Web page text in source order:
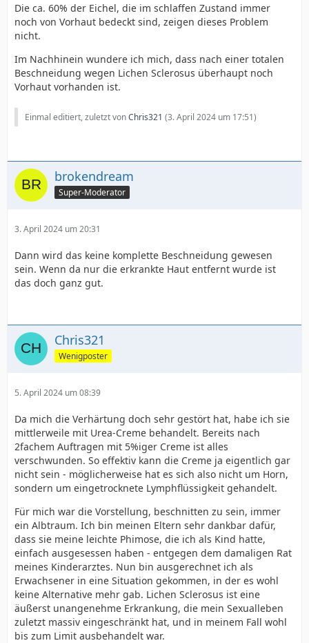
Die ca. 60% der Eichel, die im schlaffen Zustand immer
noch von Vorhaut bedeckt sind, zeigen dieses Problem
nicht.
Im Nachhinein wundere ich mich, dass nach einer totalen
Beschneidung wegen Lichen Sclerosus überhaupt noch
Vorhaut vorhanden ist.
Einmal editiert, zuletzt vonChris321 (3. April 2024 um 17:51)
brokendream
Super-Moderator
3. April 2024 um 20:31
Dann wird das keine komplette Beschneidung gewesen
sein. Wenn da nur die erkrankte Haut entfernt wurde ist
das doch ganz gut.
Chris321
Wenigposter
5. April 2024 um 08:39
Da mich die Verhärtung doch sehr gestört hat, habe ich sie
mittlerweile mit Urea-Creme behandelt. Bereits nach
2fachem Auftragen mit 5%iger Creme ist alles
verschwunden. So effektiv kann die Creme ja eigentlich gar
nicht sein - möglicherweise hat es sich also nicht um Horn,
sondern um eingetrocknete Lymphflüssigkeit gehandelt.
Für mich war die Vorstellung, beschnitten zu sein, immer
ein Albtraum. Ich bin meinen Eltern sehr dankbar dafür,
dass sie meine leichte Phimose, die ich als Kind hatte,
einfach ausgesessen haben - entgegen dem damaligen Rat
meines Kinderarztes. Nun bin ausgerechnet ich als
Erwachsener in eine Situation gekommen, in der es wohl
keine Alternative mehr gab. Lichen Sclerosus ist eine
äußerst unangenehme Erkrankung, die mein Sexualleben
zuletzt massiv eingeschränkt hat, und in meinem Fall wohl
bis zum Limit ausbehandelt war.